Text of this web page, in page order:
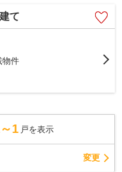
て
物件
1 戸を表示
変更